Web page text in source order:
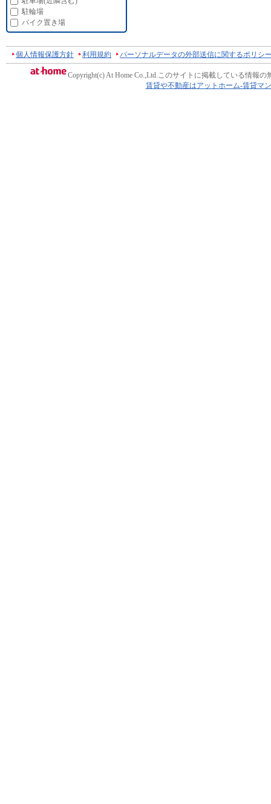
駐輪場
バイク置き場
個人情報保護方針 利用規約 パーソナルデータの外部送信に関するポリシ
Copyright(c) At Home Co.,Ltd.このサイトに掲載している情報の
賃貸や不動産はアットホーム-賃貸マ